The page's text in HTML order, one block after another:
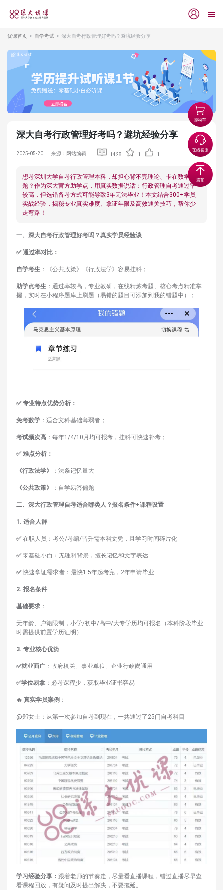
优课首页 自学考试 深大自考行政管理好考吗？避坑经验分享
深大自考行政管理好考吗？避坑经验分享
2025-05-20 来源：网站编辑 1428 1 1
想考深圳大学自考行政管理本科，却担心背不完理论、卡在数学
题？作为深大官方助学点，用真实数据说话：行政管理自考通过率
较高，但选错备考方式可能导致3年无法毕业！本文结合300+学员
实战经验，揭秘专业真实难度、拿证年限及高效通关技巧，帮你少
走弯路！
一、深大自考行政管理好考吗？真实学员经验谈
✅ 通过率对比：
自学考生 ：《公共政策》《行政法学》容易挂科；
助学点考生 ：通过率较高，专业教研，在线精炼考题、核心考点精准掌
握，实时在小程序题库上刷题（易错的题目可添加到我的错题中）；
✅ 专业特点优势分析：
免考数学 ：适合文科基础薄弱者；
考试频次高 ：每年1/4/10月均可报考，挂科可快速补考；
✅ 难点分析：
《行政法学》 ：法条记忆量大
《公共政策》 ：自学易答偏题
二、深大行政管理自考适合哪类人？报名条件+课程设置
1. 适合人群
✅在职人员：考公/考编/晋升需本科文凭，且学习时间碎片化
✅零基础小白：无理科背景，擅长记忆和文字表达
✅快速拿证需求者：最快1.5年起考完，2年申请毕业
2. 报名条件
基础要求 ：
无年龄、户籍限制，小学/初中/高中/大专学历均可报名（本科阶段毕业
时需提供前置学历证明）
3. 专业核心优势
✅就业面广 ：政府机关、事业单位、企业行政岗通用
✅学位易拿 ：必考课程少，获取毕业证书容易
🔥 真实学员案例 ：
@郑女士：从第一次参加自考到现在，一共通过了25门自考科目
学习经验分享： 跟着老师的节奏走，尽量看直播课程，错过直播尽早查
看课程回放，有疑问及时提出解决，不要拖延。